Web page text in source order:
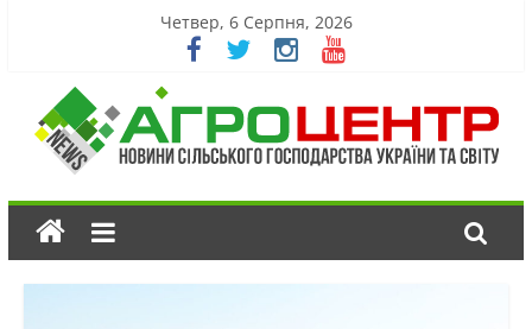
Четвер, 6 Серпня, 2026